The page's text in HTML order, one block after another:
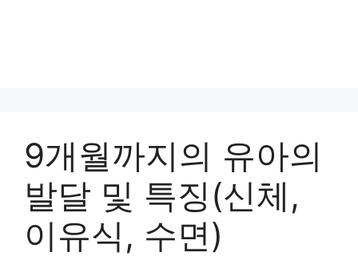
9개월까지의 유아의
발달 및 특징(신체,
이유식, 수면)